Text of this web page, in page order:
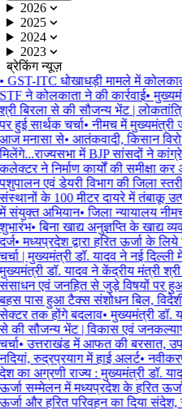
2026
2025
2024
2023
ब्रेकिंग न्यूज़
GST-ITC धोखाधड़ी मामले में
ने कोलकाता ने की कार्रवाई•
बिरला से की सौजन्य भेंट |
हुई सार्थक चर्चा• नीमच में मुख्यमंत्री
मनासा से• आतंकवादी, किसान
में BJP सांसदों ने
ने निर्माण कार्यों की समीक्षा कर
एवं डेयरी विभाग की जिला
के 100 मीटर दायरे में तंबाकू
संयुक्त अभियान• जिला न्यायालय
• बिना खाद्य अनुज्ञप्ति के खाद्य
• मध्यप्रदेश द्वारा हरित ऊर्जा के
| मुख्यमंत्री डॉ. यादव ने नई दिल्ली
डॉ. यादव ने केंद्रीय मंत्री
एवं जनहित से जुड़े विषयों पर हुआ
पास हुआ टैक्स संशोधन बिल,
तक होंगे बदलाव• मुख्यमंत्री डॉ.
की सौजन्य भेंट | विकास एवं
• उत्तराखंड में आफत की बरसात,
रुद्रप्रयाग में हाई अलर्ट•
का अग्रणी राज्य : मुख्यमंत्री डॉ.
सम्मेलन में मध्यप्रदेश के हरित
और हरित परिवहन का दिया